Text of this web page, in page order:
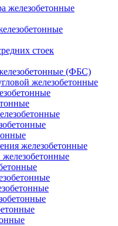
железобетонные
стоек
(ФБС)
железобетонные
железобетонные